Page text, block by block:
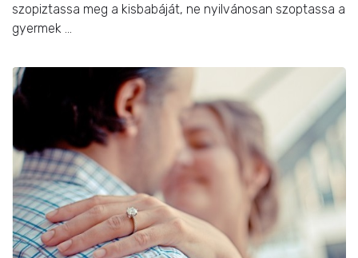
szopiztassa meg a kisbabáját, ne nyilvánosan szoptassa a
gyermek ...